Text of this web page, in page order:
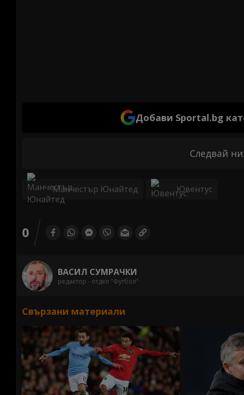
Добави Sportal.bg
Следвай
Манчестър Юнайтед Ювентус
0
ВАСИЛ СУМРАЧКИ
редактор - отдел "Футбол"
Свързани материали